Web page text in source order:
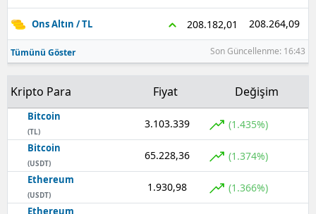
Ons Altın / TL 208.182,01 208.264,09
Tümünü Göster Son Güncellenme: 16:43
Kripto Para Fiyat Değişim
Bitcoin
(TL)
3.103.339 (1.435%)
Bitcoin
(USDT)
65.228,36 (1.374%)
Ethereum
(USDT)
1.930,98 (1.366%)
Ethereum